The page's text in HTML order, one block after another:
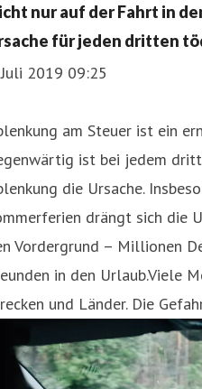
nur auf der Fahrt in
für jeden dritten
2019 09:25
am Steuer ist ein
ist bei jedem
die Ursache.
drängt sich die
Vordergrund – Millionen
in den Urlaub.Viele
und Länder. Die